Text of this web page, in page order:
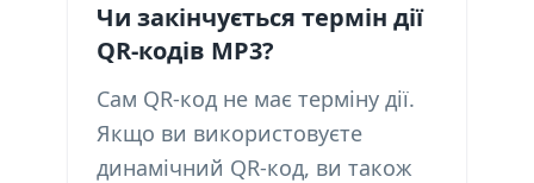
Чи закінчується термін дії
QR-кодів MP3?
Сам QR-код не має терміну дії.
Якщо ви використовуєте
динамічний QR-код, ви також